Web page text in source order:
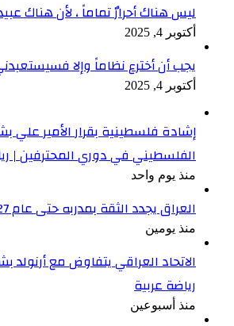
ليس هناك أحرارٌ تماماً ، لأن هناك
أكتوبر 4, 2025
يجب أن أخترع نظاماً وإلا
أكتوبر 4, 2025
إشادة فلسطينية بقرار الأمير علي
الفلسطيني في دوري المحترفين |
منذ يوم واحد
العراق يجدد الثقة بمدربه حتى عام 2027 | رياضة عربية
منذ يومين
الاتحاد العراقي يتفاوض مع أرنولد
رياضة عربية
منذ أسبوعين